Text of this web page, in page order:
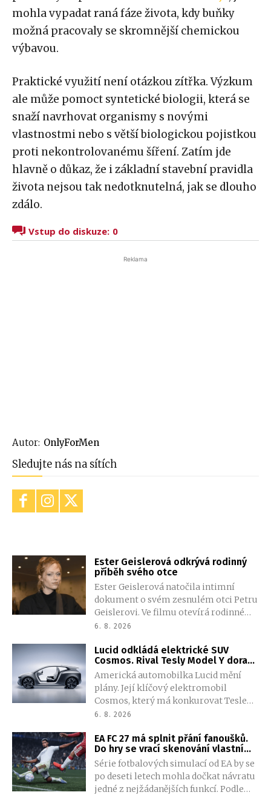
mohla vypadat raná fáze života, kdy buňky
možná pracovaly se skromnější chemickou
výbavou.
Praktické využití není otázkou zítřka. Výzkum
ale může pomoct syntetické biologii, která se
snaží navrhovat organismy s novými
vlastnostmi nebo s větší biologickou pojistkou
proti nekontrolovanému šíření. Zatím jde
hlavně o důkaz, že i základní stavební pravidla
života nejsou tak nedotknutelná, jak se dlouho
zdálo.
Vstup do diskuze: 0
Reklama
Autor: OnlyForMen
Sledujte nás na sítích
Ester Geislerová odkrývá rodinný
příběh svého otce
Ester Geislerová natočila intimní
dokument o svém zesnulém otci Petru
Geislerovi. Ve filmu otevírá rodinné
archivy a společně se sestrou Aňou
který měl v sobě vřelost i temnější
stránku.
6. 8. 2026
Lucid odkládá elektrické SUV
Cosmos. Rival Tesly Model Y dorazí
později, automobilka nechce
opakovat staré chyby
Americká automobilka Lucid mění
plány. Její klíčový elektromobil
Cosmos, který má konkurovat Tesle
Model Y, se opozdí zhruba o dva roky.
přednost kvalitě před rychlým
uvedením na trh.
6. 8. 2026
EA FC 27 má splnit přání fanoušků.
Do hry se vrací skenování vlastní
tváře
Série fotbalových simulací od EA by se
po deseti letech mohla dočkat návratu
jedné z nejžádanějších funkcí. Podle